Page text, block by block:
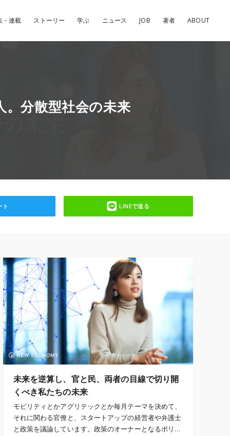
・連載 ストーリー 学ぶ ニュース JOB 著者 ABOUT
。分散型社会の未来
ト LINEで送る
未来を逆算し、官と民、両者の目線で切り開
くべき私たちの未来
モビリティとかアグリテックとか毎月テーマを決めて、
それに関わる官僚と、スタートアップの経営者や弁護士
と政策を議論しています。政策のオーナーとなるポリ…